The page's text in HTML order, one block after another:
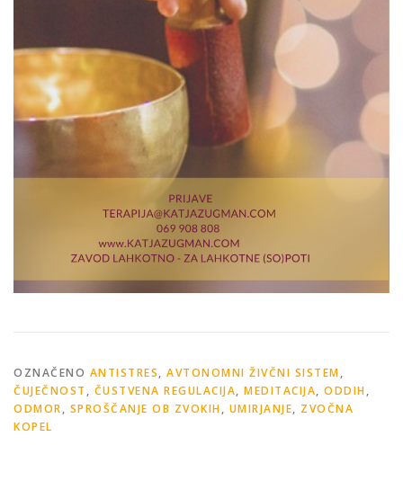
OZNAČENO ANTISTRES, AVTONOMNI ŽIVČNI SISTEM,
ČUJEČNOST , ČUSTVENA REGULACIJA, MEDITACIJA, ODDIH,
ODMOR, SPROŠČANJE OB ZVOKIH, UMIRJANJE, ZVOČNA
KOPEL